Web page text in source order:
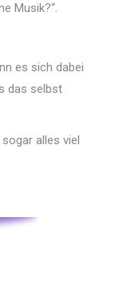
Musik?“.
es sich dabei
das selbst
alles viel